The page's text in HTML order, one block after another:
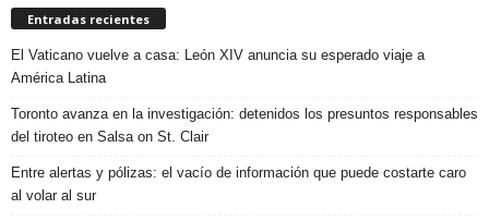
Entradas recientes
El Vaticano vuelve a casa: León XIV anuncia su esperado viaje a
América Latina
Toronto avanza en la investigación: detenidos los presuntos responsables
del tiroteo en Salsa on St. Clair
Entre alertas y pólizas: el vacío de información que puede costarte caro
al volar al sur